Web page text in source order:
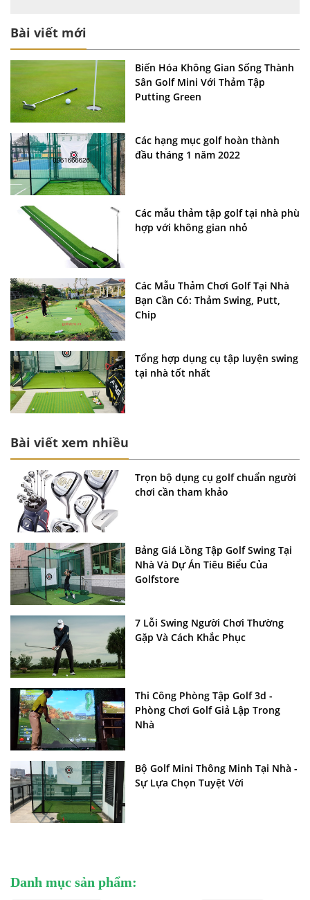
Bài viết mới
Biến Hóa Không Gian Sống Thành
Sân Golf Mini Với Thảm Tập
Putting Green
Các hạng mục golf hoàn thành
đầu tháng 1 năm 2022
Các mẫu thảm tập golf tại nhà phù
hợp với không gian nhỏ
Các Mẫu Thảm Chơi Golf Tại Nhà
Bạn Cần Có: Thảm Swing, Putt,
Chip
Tổng hợp dụng cụ tập luyện swing
tại nhà tốt nhất
Bài viết xem nhiều
Trọn bộ dụng cụ golf chuẩn người
chơi cần tham khảo
Bảng Giá Lồng Tập Golf Swing Tại
Nhà Và Dự Án Tiêu Biểu Của
Golfstore
7 Lỗi Swing Người Chơi Thường
Gặp Và Cách Khắc Phục
Thi Công Phòng Tập Golf 3d -
Phòng Chơi Golf Giả Lập Trong
Nhà
Bộ Golf Mini Thông Minh Tại Nhà -
Sự Lựa Chọn Tuyệt Vời
Danh mục sản phẩm: